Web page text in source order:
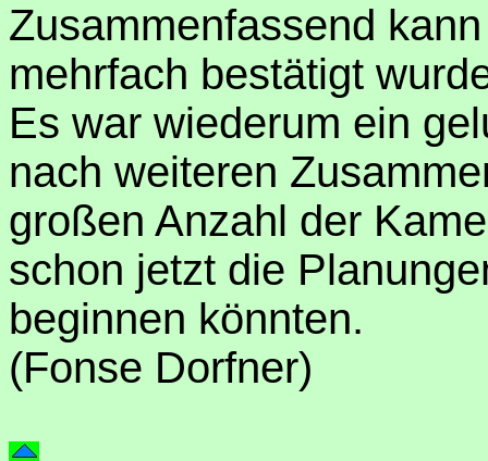
Zusammenfassend
mehrfach bestätigt
Es war wiederum ein
nach weiteren
großen Anzahl der
schon jetzt die
beginnen könnten.
(Fonse Dorfner)